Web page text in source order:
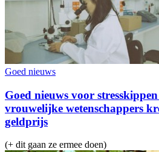
Goed nieuws
Goed nieuws voor
vrouwelijke wetenschappers
geldprijs
(+ dit gaan ze ermee doen)